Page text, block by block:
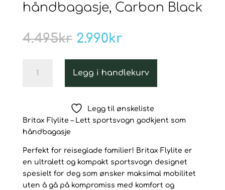
håndbagasje, Carbon Black
4.495kr Opprinnelig
var:
4.495kr.
2.990krNåværende
er:
2.990kr.
Flylite
godkjent
som
håndbagasje,
Carbon
Black
antall
Legg i handlekurv
Legg til ønskeliste
Britax Flylite – Lett sportsvogn godkjent som
håndbagasje
Perfekt for reiseglade familier! Britax Flylite er
en ultralett og kompakt sportsvogn designet
spesielt for deg som ønsker maksimal mobilitet
uten å gå på kompromiss med komfort og